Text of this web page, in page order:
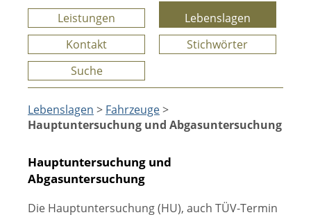
Leistungen
Lebenslagen
Kontakt
Stichwörter
Suche
Lebenslagen > Fahrzeuge>
Hauptuntersuchung und Abgasuntersuchung
Hauptuntersuchung und
Abgasuntersuchung
Die Hauptuntersuchung (HU), auch TÜV-Termin